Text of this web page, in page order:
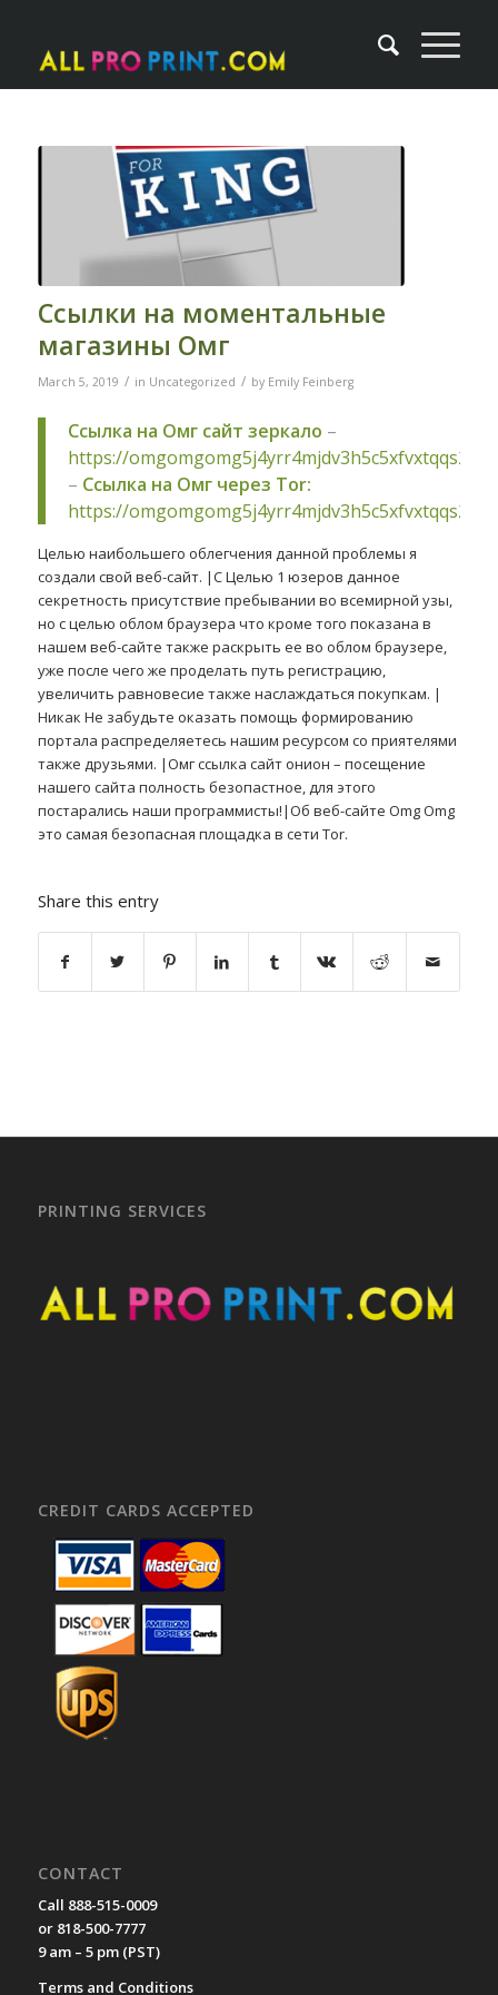
Ссылки на моментальные
магазины Омг
March 5, 2019 / in Uncategorized / by Emily Feinberg
Ссылка на Омг сайт зеркало –
https://
– Ссылка на Омг через Tor:
https://
Целью наибольшего облегчения данной проблемы я
создали свой веб-сайт. |С Целью 1 юзеров данное
секретность присутствие пребывании во всемирной узы,
но с целью облом браузера что кроме того показана в
нашем веб-сайте также раскрыть ее во облом браузере,
уже после чего же проделать путь регистрацию,
увеличить равновесие также наслаждаться покупкам. |
Никак Не забудьте оказать помощь формированию
портала распределяетесь нашим ресурсом со приятелями
также друзьями. |Омг ссылка сайт онион – посещение
нашего сайта полность безопастное, для этого
постарались наши программисты!|Об веб-сайте Omg Omg
это самая безопасная площадка в сети Tor.
Share this entry
PRINTING SERVICES
CREDIT CARDS ACCEPTED
CONTACT
Call 888-515-0009
or 818-500-7777
9 am – 5 pm (PST)
Terms and Conditions